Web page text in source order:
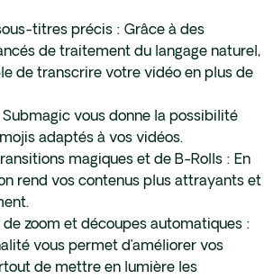
titres précis : Grâce à des
de traitement du langage naturel,
de transcrire votre vidéo en plus de
Submagic vous donne la possibilité
adaptés à vos vidéos.
magiques et de B-Rolls : En
rend vos contenus plus attrayants et
de zoom et découpes automatiques :
vous permet d’améliorer vos
de mettre en lumière les